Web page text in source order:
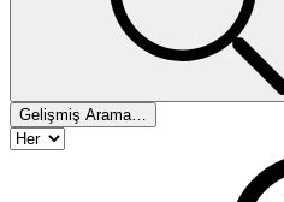
Gelişmiş Arama…